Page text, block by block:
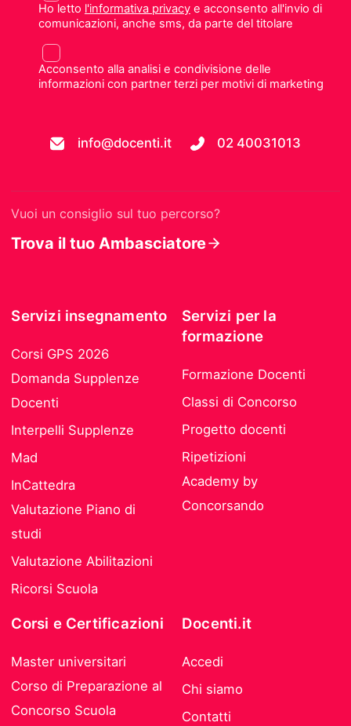
Ho letto l'informativa privacye acconsento all'invio di
comunicazioni, anche sms, da parte del titolare
Acconsento alla analisi e condivisione delle
informazioni con partner terzi per motivi di marketing
info@docenti.it 02 40031013
Vuoi un consiglio sul tuo percorso?
Trova il tuo Ambasciatore
Servizi insegnamento
Corsi GPS 2026
Domanda Supplenze
Docenti
Interpelli Supplenze
Mad
InCattedra
Valutazione Piano di
studi
Valutazione Abilitazioni
Ricorsi Scuola
Servizi per la
formazione
Formazione Docenti
Classi di Concorso
Progetto docenti
Ripetizioni
Academy by
Concorsando
Corsi e Certificazioni
Master universitari
Corso di Preparazione al
Concorso Scuola
Docenti.it
Accedi
Chi siamo
Contatti